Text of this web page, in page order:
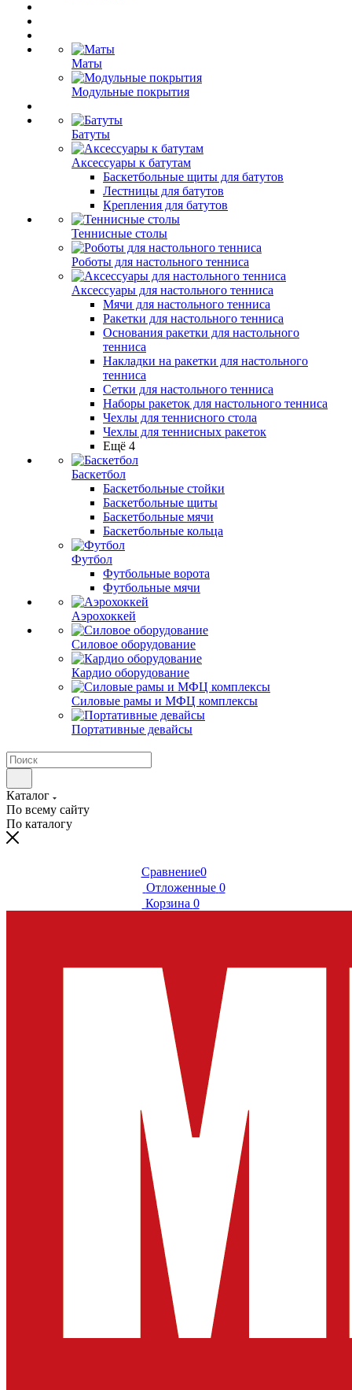
Маты
Модульные покрытия
Батуты
Аксессуары к батутам
Баскетбольные щиты для батутов
Лестницы для батутов
Крепления для батутов
Теннисные столы
Роботы для настольного тенниса
Аксессуары для настольного тенниса
Мячи для настольного тенниса
Ракетки для настольного тенниса
Основания ракетки для настольного
тенниса
Накладки на ракетки для настольного
тенниса
Сетки для настольного тенниса
Наборы ракеток для настольного тенниса
Чехлы для теннисного стола
Чехлы для теннисных ракеток
Ещё 4
Баскетбол
Баскетбольные стойки
Баскетбольные щиты
Баскетбольные мячи
Баскетбольные кольца
Футбол
Футбольные ворота
Футбольные мячи
Аэрохоккей
Силовое оборудование
Кардио оборудование
Силовые рамы и МФЦ комплексы
Портативные девайсы
Каталог
По всему сайту
По каталогу
Сравнение0
Отложенные 0
Корзина 0